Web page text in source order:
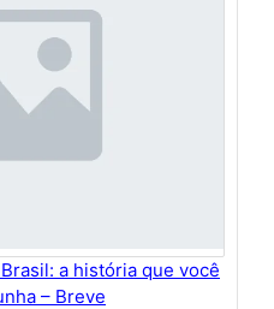
a história que você
– Breve